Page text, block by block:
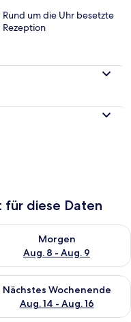
Rund um die Uhr besetzte
Rezeption
für diese Daten
Nacht, Aug. 7 - Aug. 8.
Morgen
Aug. 8 - Aug. 9
die Verfügbarkeit
Wochenende, Aug. 7
Nächstes Wochenende
Aug. 14 - Aug. 16
die Verfügbarkeit